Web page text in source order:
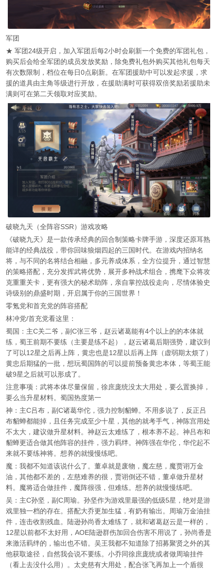
军团
★ 军团24级开启，加入军团后每2小时会刷新一个免费的军团礼包，
购买后会给全军团的成员发放奖励，除免费礼包外购买其他礼包每天
有次数限制，档位在每日0点刷新。在军团援助中可以发起求援，求
援的道具由主角等级进行开放，在援助满时可获得双倍奖励若援助未
满则可在第二天领取对应奖励。
破晓九天（全阵容SSR）游戏攻略
《破晓九天》是一款传承经典的回合制策略卡牌手游，深度还原耳熟
能详的经典战役，带你回味狼烟四起的三国时代。在游戏内招纳名
将，与不同的名将结合相融，多元养成体系，全方位提升，通过智慧
的策略搭配，充分发挥武将优势，展开多种战术组合，携麾下众将攻
克重重关卡，更有强大的秘术助阵，亲自掌控战役走向，尽情体验史
诗级别的鼎盛时期，开启属于你的三国世界！
零氪党和首充党的阵容搭配
林冲党/首充党看这里：
蜀国：主C关二爷，副C张三爷，赵云诸葛能有4个以上的的本体就
练，蜀王前期不要练（主要是练不起），赵云诸葛后期强势，建议到
了可以12星之后再上阵，黄忠也是12星以后再上阵（虚弱期太烦了）
黄忠后期猛的一批，想玩蜀国阵的可以提前预备黄忠本体，等蜀王能
破9星之后就可以形成了。
注意事项：武将本体尽量保留，徐庶庞统没太大用处，要么置换掉，
要么当升星材料。蜀国热度第一
神：主C吕布，副C诸葛华佗，强力控制貂蝉。不用多说了，反正吕
布貂蝉都能掉，且任务完成至少十星，其他的就考手气，神陈宫用处
不太大，建议做升星材料。神赵云太难练了，根本养不起。神吕布和
貂蝉更适合做其他阵容的挂件，强力羁绊。神阵强在华佗，华佗起不
来就不要练神将。想养的就慢慢练吧。
魔：我都不知道该说什么了。董卓就是废物，魔左慈，魔贾诩万金
油，其他都不差的，左慈难养的很，贾诩倒还不错，董卓做升星材
料。魔将适合做挂件，魔阵很强，但难练。想养的就慢慢练吧。
吴：主C孙坚，副C周瑜。孙坚作为游戏里最强的低级5星，绝对是游
戏里独一档的存在。搭配大乔更加生猛，有奶有输出。周瑜万金油挂
件，连击收割残血。陆逊孙尚香太难练了，就和诸葛赵云是一样的，
12星以前都不太好用，AOE陆逊群伤加回合伤害不用说了，孙尚香是
来激活羁绊的，输出也不错。吴王我都不知道除了招募聚贤之外的其
他获取途径，自然我会说不要练。小乔同徐庶庞统或者做周瑜挂件
（看上去没什么用）。太史慈有大用处，配合张飞再加上一个盾很